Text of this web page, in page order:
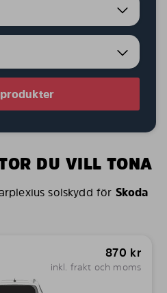
DU VILL TONA
solskydd för Skoda
870 kr
inkl. frakt och moms